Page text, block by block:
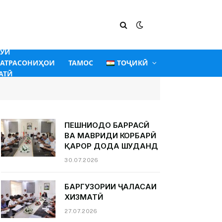
ТАМОС ТОҶИКӢ
ПЕШНИҲОДҲО БАРРАСӢ
ВА МАВРИДИ КОРБАРӢ
ҚАРОР ДОДА ШУДАНД
30.07.2026
БАРГУЗОРИИ ҶАЛАСАИ
ХИЗМАТӢ
27.07.2026